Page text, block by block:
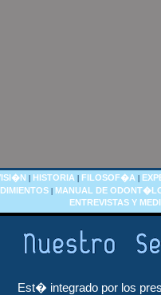
| HISTORIA | FILOSOF�A |
| MANUAL DE
ENTREVISTAS Y
Est� integrado por los